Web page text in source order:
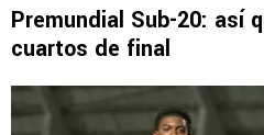
Premundial Sub-20: así
cuartos de final